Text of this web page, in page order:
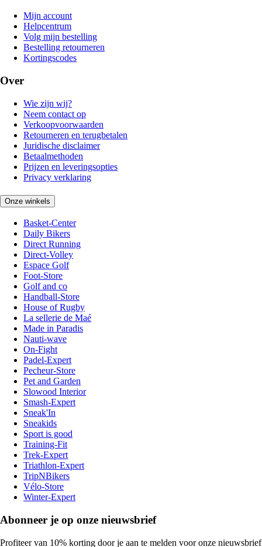
Mijn account
Helpcentrum
Volg mijn bestelling
Bestelling retourneren
Kortingscodes
Over
Wie zijn wij?
Neem contact op
Verkoopvoorwaarden
Retourneren en terugbetalen
Juridische disclaimer
Betaalmethoden
Prijzen en leveringsopties
Privacy verklaring
Onze winkels
Basket-Center
Daily Bikers
Direct Running
Direct-Volley
Espace Golf
Foot-Store
Golf and co
Handball-Store
House of Rugby
La sellerie de Maé
Made in Paradis
Nauti-wave
On-Fight
Padel-Expert
Pecheur-Store
Pet and Garden
Slowood Interior
Smash-Expert
Sneak'In
Sneakids
Sport is good
Training-Fit
Trek-Expert
Triathlon-Expert
TripNBikers
Vélo-Store
Winter-Expert
Abonneer je op onze nieuwsbrief
Profiteer van 10% korting door je aan te melden voor onze nieuwsbrief